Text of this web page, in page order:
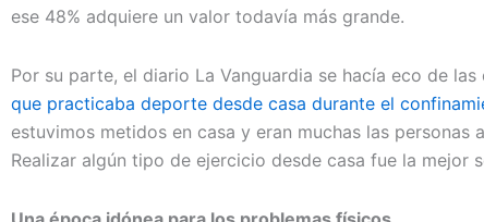
ese 48% adquiere un valor todavía más grande.
Por su parte, el diario La Vanguardia se hacía eco de
que practicaba deporte desde casa durante el
estuvimos metidos en casa y eran muchas las
Realizar algún tipo de ejercicio desde casa fue la